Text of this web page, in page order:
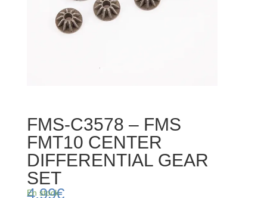
FMS-C3578 – FMS
FMT10 CENTER
DIFFERENTIAL GEAR
SET
4,99€
En stock